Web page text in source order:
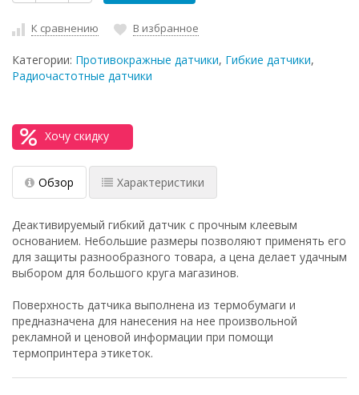
К сравнению В избранное
Категории: Противокражные датчики, Гибкие датчики,
Радиочастотные датчики
Хочу скидку
Обзор Характеристики
Деактивируемый гибкий датчик с прочным клеевым
основанием. Небольшие размеры позволяют применять его
для защиты разнообразного товара, а цена делает удачным
выбором для большого круга магазинов.
Поверхность датчика выполнена из термобумаги и
предназначена для нанесения на нее произвольной
рекламной и ценовой информации при помощи
термопринтера этикеток.